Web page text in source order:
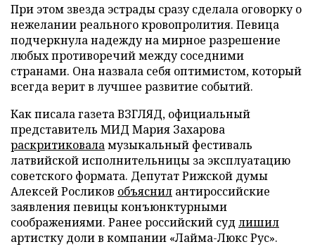
При этом звезда эстрады сразу сделала оговорку о
нежелании реального кровопролития. Певица
подчеркнула надежду на мирное разрешение
любых противоречий между соседними
странами. Она назвала себя оптимистом, который
всегда верит в лучшее развитие событий.
Как писала газета ВЗГЛЯД, официальный
представитель МИД Мария Захарова
раскритиковаламузыкальный фестиваль
латвийской исполнительницы за эксплуатацию
советского формата. Депутат Рижской думы
Алексей Росликов объяснил антироссийские
заявления певицы конъюнктурными
соображениями. Ранее российский суд лишил
артистку доли в компании «Лайма-Люкс Рус».